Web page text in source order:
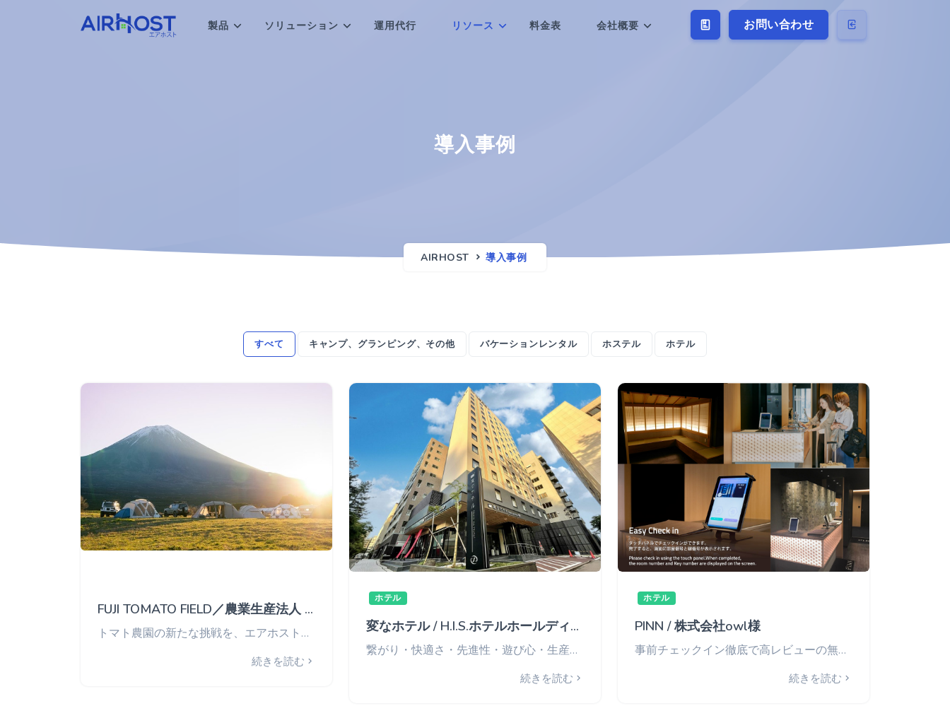
お問い合わせ
製品 ソリューション 運用代行 リソース 料金表 会社概要
導入事例
AIRHOST 導入事例
すべて キャンプ、グランピング、その他 バケーションレンタル ホステル ホテル
FUJI TOMATO FIELD／農業生産法人 株式会社井出トマト農園
トマト農園の新たな挑戦を、エアホストとともに。テクノロジーで拓く農業の未来
続きを読む
ホテル
変なホテル / H.I.S.ホテルホールディングス株式会社
繋がり・快適さ・先進性・遊び心・生産性を組み合わせ、世界最高の効率化でリーズナブルかつ楽しい旅の体験を
続きを読む
ホテル
PINN / 株式会社owl様
事前チェックイン徹底で高レビューの無人ホテル運営に。ゲストの負担を軽減、チェックイン時間短縮、フロント混雑緩和。
続きを読む